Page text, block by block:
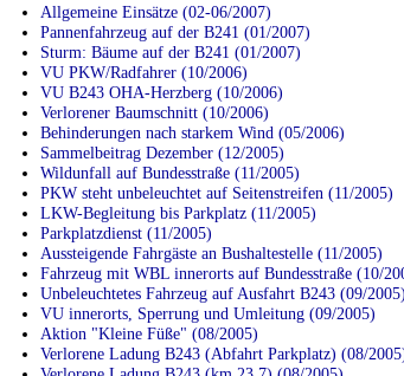
Allgemeine Einsätze (02-06/2007)
Pannenfahrzeug auf der B241 (01/2007)
Sturm: Bäume auf der B241 (01/2007)
VU PKW/Radfahrer (10/2006)
VU B243 OHA-Herzberg (10/2006)
Verlorener Baumschnitt (10/2006)
Behinderungen nach starkem Wind (05/2006)
Sammelbeitrag Dezember (12/2005)
Wildunfall auf Bundesstraße (11/2005)
PKW steht unbeleuchtet auf Seitenstreifen (11/2005)
LKW-Begleitung bis Parkplatz (11/2005)
Parkplatzdienst (11/2005)
Aussteigende Fahrgäste an Bushaltestelle (11/2005)
Fahrzeug mit WBL innerorts auf Bundesstraße (10/
Unbeleuchtetes Fahrzeug auf Ausfahrt B243 (09/2005)
VU innerorts, Sperrung und Umleitung (09/2005)
Aktion "Kleine Füße" (08/2005)
Verlorene Ladung B243 (Abfahrt Parkplatz) (08/